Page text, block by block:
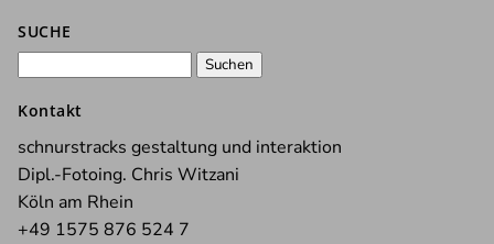
SUCHE
Kontakt
schnurstracks gestaltung und interaktion
Dipl.-Fotoing. Chris Witzani
Köln am Rhein
+49 1575 876 524 7